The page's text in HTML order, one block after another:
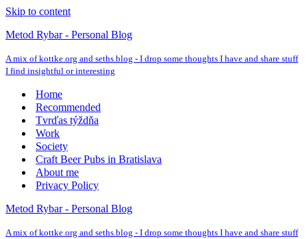
Skip to content
Metod Rybar - Personal Blog
A mix of kottke.org and seths.blog - I drop some thoughts I have and share stuff
I find insightful or interesting
Home
Recommended
Tvrďas týždňa
Work
Society
Craft Beer Pubs in Bratislava
About me
Privacy Policy
Metod Rybar - Personal Blog
A mix of kottke.org and seths.blog - I drop some thoughts I have and share stuff